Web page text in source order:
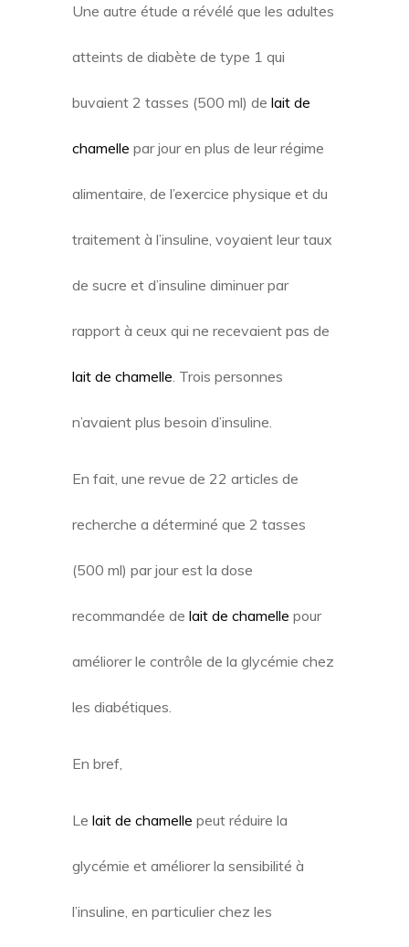
Une autre étude a révélé que les adultes
atteints de diabète de type 1 qui
buvaient 2 tasses (500 ml) de lait de
chamelle par jour en plus de leur régime
alimentaire, de l’exercice physique et du
traitement à l’insuline, voyaient leur taux
de sucre et d’insuline diminuer par
rapport à ceux qui ne recevaient pas de
lait de chamelle. Trois personnes
n’avaient plus besoin d’insuline.
En fait, une revue de 22 articles de
recherche a déterminé que 2 tasses
(500 ml) par jour est la dose
recommandée de lait de chamelle pour
améliorer le contrôle de la glycémie chez
les diabétiques.
En bref,
Le lait de chamelle peut réduire la
glycémie et améliorer la sensibilité à
l’insuline, en particulier chez les